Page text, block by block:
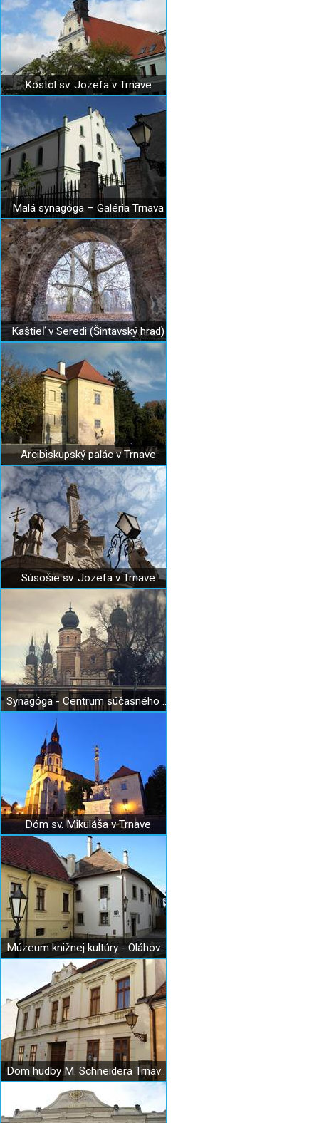
Kostol sv. Jozefa v Trnave
Malá synagóga – Galéria Trnava
Kaštieľ v Seredi (Šintavský hrad)
Arcibiskupský palác v Trnave
Súsošie sv. Jozefa v Trnave
Synagóga - Centrum súčasného umenia
Dóm sv. Mikuláša v Trnave
Múzeum knižnej kultúry - Oláhov seminár
Dom hudby M. Schneidera Trnavského